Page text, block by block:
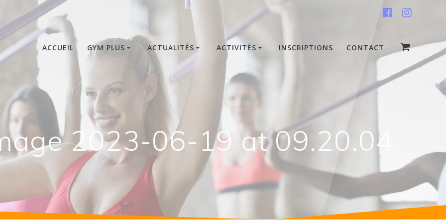
ACCUEIL GYM PLUS ACTUALITÉS ACTIVITÉS INSCRIPTIONS CONTACT
2023-06-19 at 09.20.04